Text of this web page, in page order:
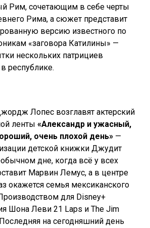
Рим, сочетающим в себе черты
Рима, а сюжет представит
версию известного по
«заговора Катилины» —
нескольких патрициев
республике.
Лопес возглавят актерский
ленты «Александр и ужасный,
очень плохой день» —
детской книжки Джудит
дне, когда всё у всех
Марвин Лемус, а в центре
окажется семья мексиканского
для Disney+
Шона Леви 21 Laps и The Jim
на сегодняшний день